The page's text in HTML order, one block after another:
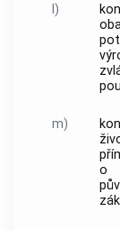
l)
m)
o